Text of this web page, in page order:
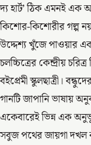
দ্য হার্ট’ ঠিক এমনই
কিশোর-কিশোরীর গল্প
উদ্দেশ্য খুঁজে পাওয়ার
চলচ্চিত্রের কেন্দ্রীয়
বইপ্রেমী স্কুলছাত্রী।
গানটি জাপানি ভাষায়
একেবারেই ভিন্ন এক
সবুজ পথের জায়গা দখল